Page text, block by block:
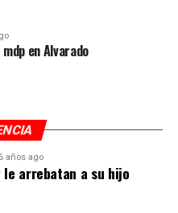
en Alvarado
6 años ago
le arrebatan a su hijo